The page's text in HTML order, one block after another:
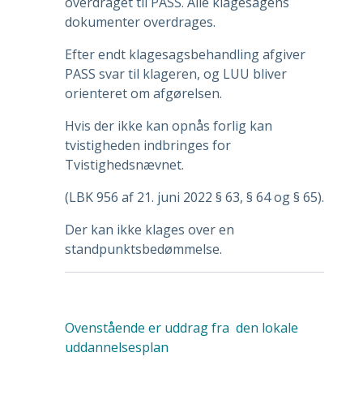
dokumenter overdrages.
Efter endt klagesagsbehandling afgiver
PASS svar til klageren, og LUU bliver
orienteret om afgørelsen.
Hvis der ikke kan opnås forlig kan
tvistigheden indbringes for
Tvistighedsnævnet.
(LBK 956 af 21. juni 2022 § 63, § 64 og § 65).
Der kan ikke klages over en
standpunktsbedømmelse.
Ovenstående er uddrag fra den lokale
uddannelsesplan